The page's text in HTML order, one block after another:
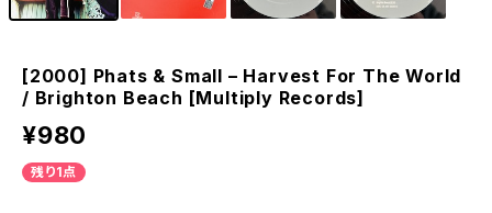
[2000] Phats & Small – Harvest For The World
/ Brighton Beach [Multiply Records]
¥980
残り1点